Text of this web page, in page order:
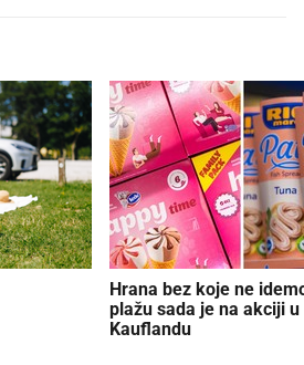
Hrana bez koje ne
plažu sada je na akciji u
Kauflandu